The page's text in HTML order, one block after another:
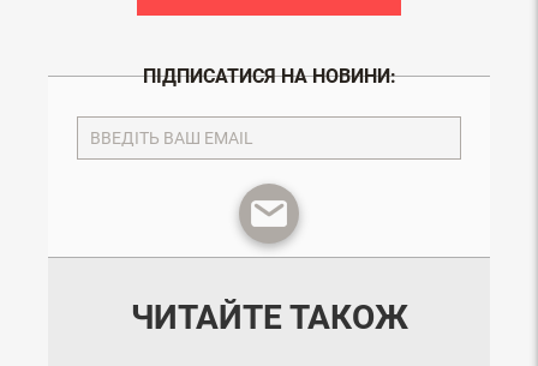
ПІДПИСАТИСЯ НА НОВИНИ:
ЧИТАЙТЕ ТАКОЖ